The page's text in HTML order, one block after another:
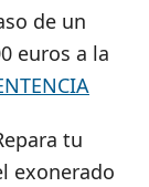
de un
euros a la
tu
exonerado